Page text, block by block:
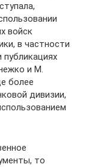
войск
в частности
публикациях
и М.
более
дивизии,
то